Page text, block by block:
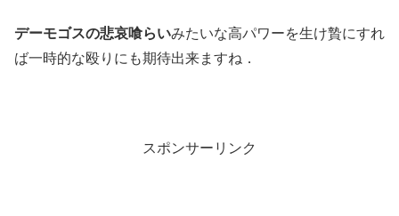
デーモゴスの悲哀喰らいみたいな高パワーを生け贄にすれ
ば一時的な殴りにも期待出来ますね．
スポンサーリンク